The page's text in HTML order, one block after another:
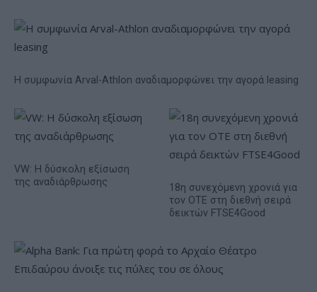
Η συμφωνία Arval-Athlon αναδιαμορφώνει την αγορά leasing
VW: Η δύσκολη εξίσωση
της αναδιάρθρωσης
18η συνεχόμενη χρονιά για
τον ΟΤΕ στη διεθνή σειρά
δεικτών FTSE4Good